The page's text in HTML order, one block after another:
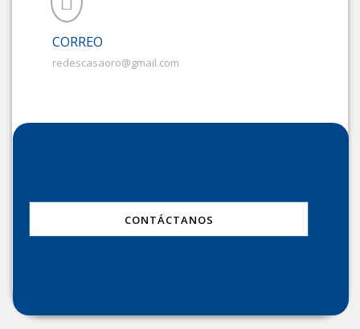
CORREO
redescasaoro@gmail.com
CONTÁCTANOS